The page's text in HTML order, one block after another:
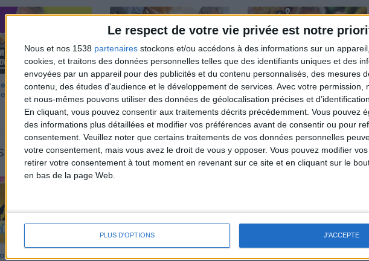
Le respect de votre vie privée est notre
Nous et nos 1538 partenaires stockons et/ou accédons à des informations sur un
cookies, et traitons des données personnelles telles que des identifiants uniques et des
envoyées par un appareil pour des publicités et du contenu personnalisés, des mesures
contenu, des études d'audience et le développement de services. Avec votre permission,
et nous-mêmes pouvons utiliser des données de géolocalisation précises et
En cliquant, vous pouvez consentir aux traitements décrits précédemment. Vous pouvez
des informations plus détaillées et modifier vos préférences avant de consentir ou pour
consentement. Veuillez noter que certains traitements de vos données personnelles
votre consentement, mais vous avez le droit de vous y opposer. Vous pouvez modifier
retirer votre consentement à tout moment en revenant sur ce site et en cliquant sur le
en bas de la page Web.
PLUS D'OPTIONS J'ACCEPTE
N°1 pour maigrir : le
Perdre 10 kg : ma méthode
est imparable
Et après la perte de poids ?
Je fais comment ?
m'avez demandé
Réponse : Que